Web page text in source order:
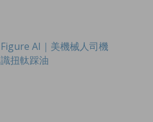
Figure AI｜美機械人司機
識扭軚踩油